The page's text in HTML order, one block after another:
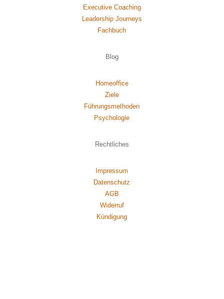
Executive Coaching
Leadership Journeys
Fachbuch
Blog
Homeoffice
Ziele
Führungsmethoden
Psychologie
Rechtliches
Impressum
Datenschutz
AGB
Widerruf
Kündigung